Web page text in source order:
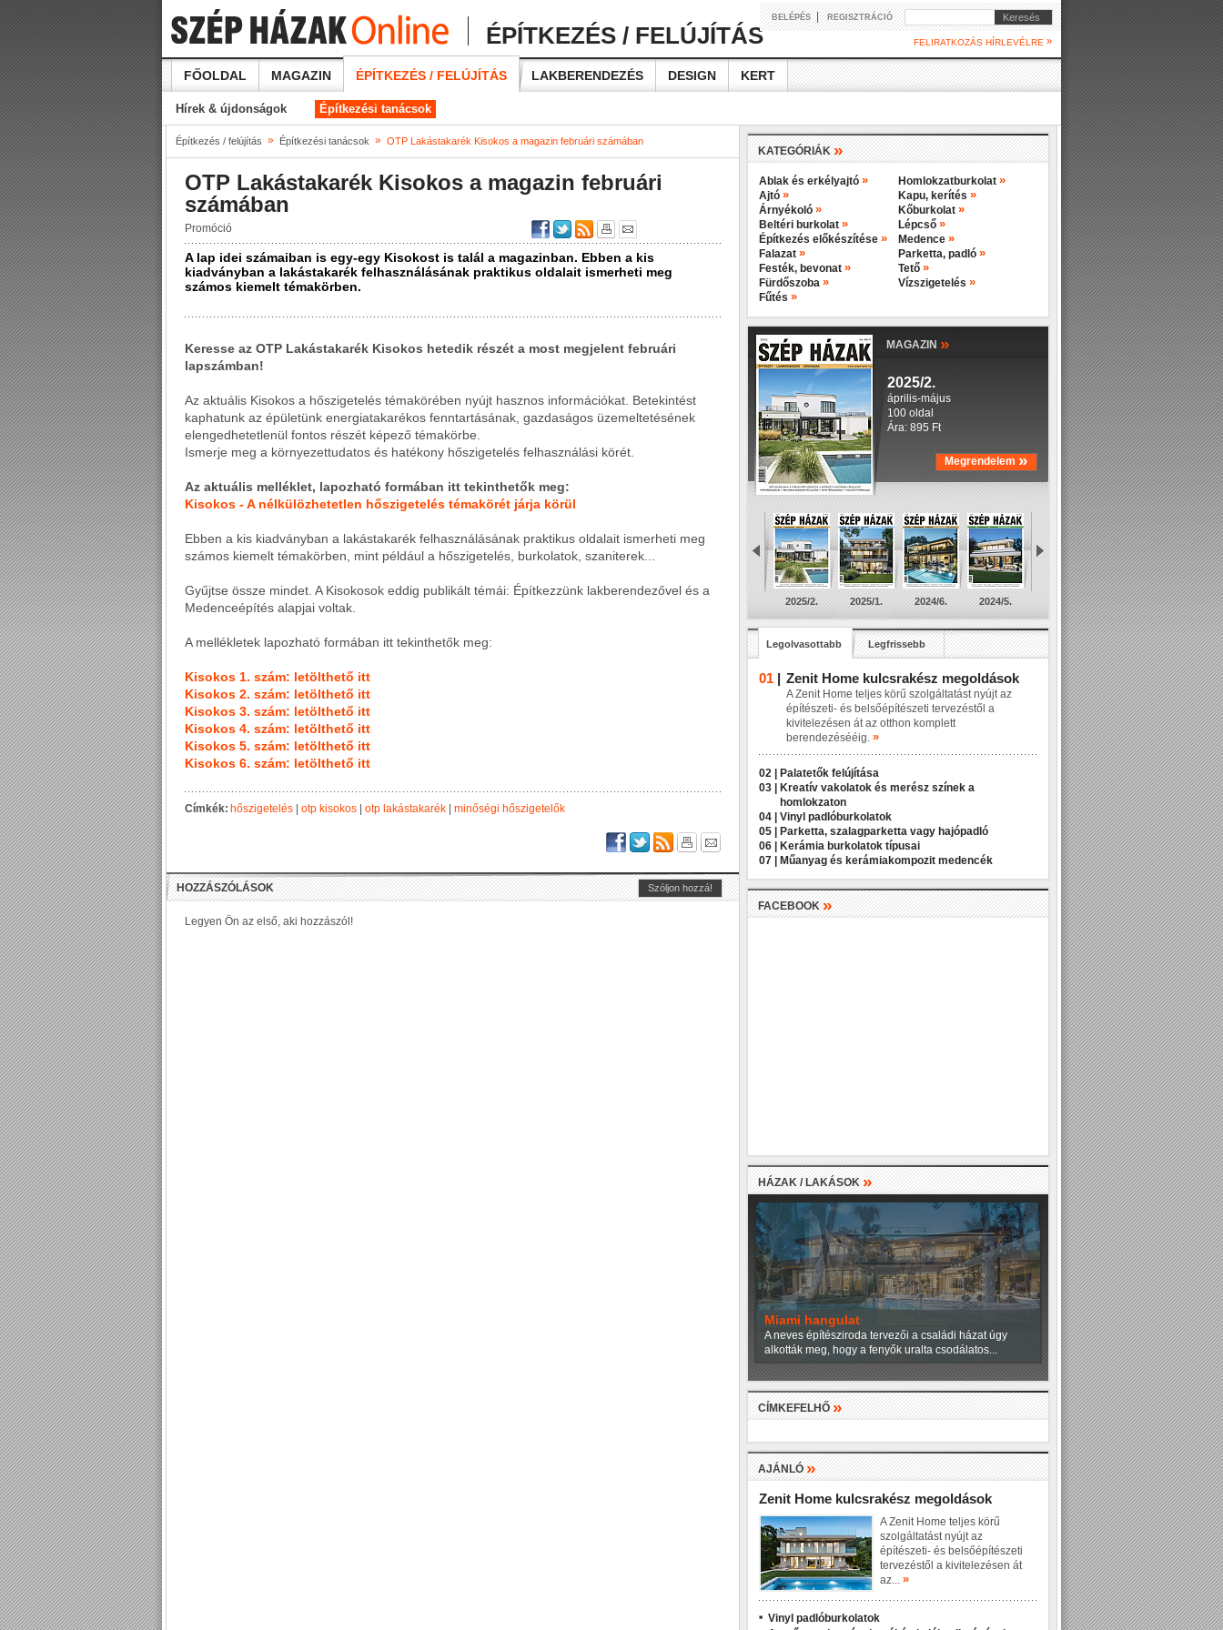
ÉPÍTKEZÉS / FELÚJÍTÁS
BELÉPÉS| REGISZTRÁCIÓ Keresés
FELIRATKOZÁS HÍRLEVÉLRE »
FŐOLDAL MAGAZIN ÉPÍTKEZÉS / FELÚJÍTÁS LAKBERENDEZÉS DESIGN KERT
Hírek & újdonságok Építkezési tanácsok
Építkezés / felújítás » Építkezési tanácsok » OTP Lakástakarék Kisokos a magazin februári számában
OTP Lakástakarék Kisokos a magazin februári
számában
Promóció
A lap idei számaiban is egy-egy Kisokost is talál a magazinban. Ebben a kis
kiadványban a lakástakarék felhasználásának praktikus oldalait ismerheti meg
számos kiemelt témakörben.
Keresse az OTP Lakástakarék Kisokos hetedik részét a most megjelent februári
lapszámban!
Az aktuális Kisokos a hőszigetelés témakörében nyújt hasznos információkat. Betekintést
kaphatunk az épületünk energiatakarékos fenntartásának, gazdaságos üzemeltetésének
elengedhetetlenül fontos részét képező témakörbe.
Ismerje meg a környezettudatos és hatékony hőszigetelés felhasználási körét.
Az aktuális melléklet, lapozható formában itt tekinthetők meg:
Kisokos - A nélkülözhetetlen hőszigetelés témakörét járja körül
Ebben a kis kiadványban a lakástakarék felhasználásának praktikus oldalait ismerheti meg
számos kiemelt témakörben, mint például a hőszigetelés, burkolatok, szaniterek...
Gyűjtse össze mindet. A Kisokosok eddig publikált témái: Építkezzünk lakberendezővel és a
Medenceépítés alapjai voltak.
A mellékletek lapozható formában itt tekinthetők meg:
Kisokos 1. szám: letölthető itt
Kisokos 2. szám: letölthető itt
Kisokos 3. szám: letölthető itt
Kisokos 4. szám: letölthető itt
Kisokos 5. szám: letölthető itt
Kisokos 6. szám: letölthető itt
Címkék: hőszigetelés otp kisokos otp lakástakarék minőségi hőszigetelők
KATEGÓRIÁK»
Ablak és erkélyajtó »
Ajtó »
Árnyékoló »
Beltéri burkolat »
Építkezés előkészítése »
Falazat »
Festék, bevonat »
Fürdőszoba »
Fűtés »
Homlokzatburkolat »
Kapu, kerítés »
Kőburkolat »
Lépcső »
Medence »
Parketta, padló »
Tető »
Vízszigetelés »
MAGAZIN »
2025/2.
április-május
100 oldal
Ára: 895 Ft
Megrendelem »
2025/2. 2025/1. 2024/6. 2024/5.
Legolvasottabb Legfrissebb
01 | Zenit Home kulcsrakész megoldások
A Zenit Home teljes körű szolgáltatást nyújt az
építészeti- és belsőépítészeti tervezéstől a
kivitelezésen át az otthon komplett
berendezésééig. »
02 |
Palatetők felújítása
03 |
Kreatív vakolatok és merész színek a
homlokzaton
04 |
Vinyl padlóburkolatok
05 |
Parketta, szalagparketta vagy hajópadló
06 |
Kerámia burkolatok típusai
07 |
Műanyag és kerámiakompozit medencék
FACEBOOK»
HÁZAK / LAKÁSOK »
Miami hangulat
A neves építésziroda tervezői a családi házat úgy
alkották meg, hogy a fenyők uralta csodálatos...
CÍMKEFELHŐ»
AJÁNLÓ»
Zenit Home kulcsrakész megoldások
A Zenit Home teljes körű
szolgáltatást nyújt az
építészeti- és belsőépítészeti
tervezéstől a kivitelezésen át
az... »
Vinyl padlóburkolatok